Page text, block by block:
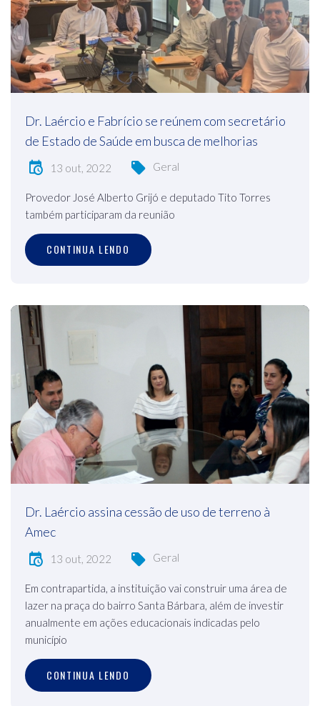
Dr. Laércio e Fabrício se reúnem com secretário
de Estado de Saúde em busca de melhorias
13 out, 2022 Geral
Provedor José Alberto Grijó e deputado Tito Torres
também participaram da reunião
CONTINUA LENDO
Dr. Laércio assina cessão de uso de terreno à
Amec
13 out, 2022 Geral
Em contrapartida, a instituição vai construir uma área de
lazer na praça do bairro Santa Bárbara, além de investir
anualmente em ações educacionais indicadas pelo
município
CONTINUA LENDO